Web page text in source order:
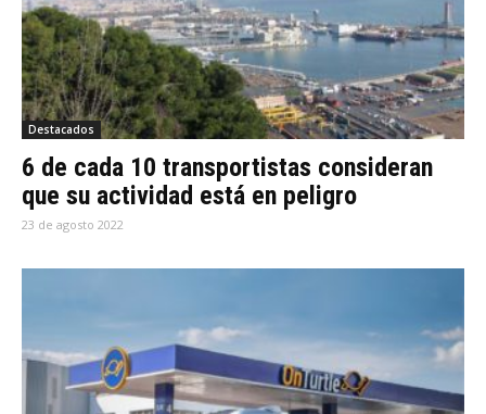
Destacados
6 de cada 10 transportistas consideran
que su actividad está en peligro
23 de agosto 2022